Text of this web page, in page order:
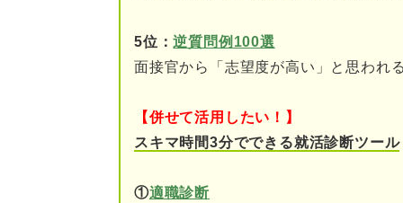
②ビジネスマナー
④チームワーク
5位：逆質問例100選
面接官から「志望度が高い」と思われ
【併せて活用したい！】
スキマ時間3分でできる就活診断ツール
①適職診断